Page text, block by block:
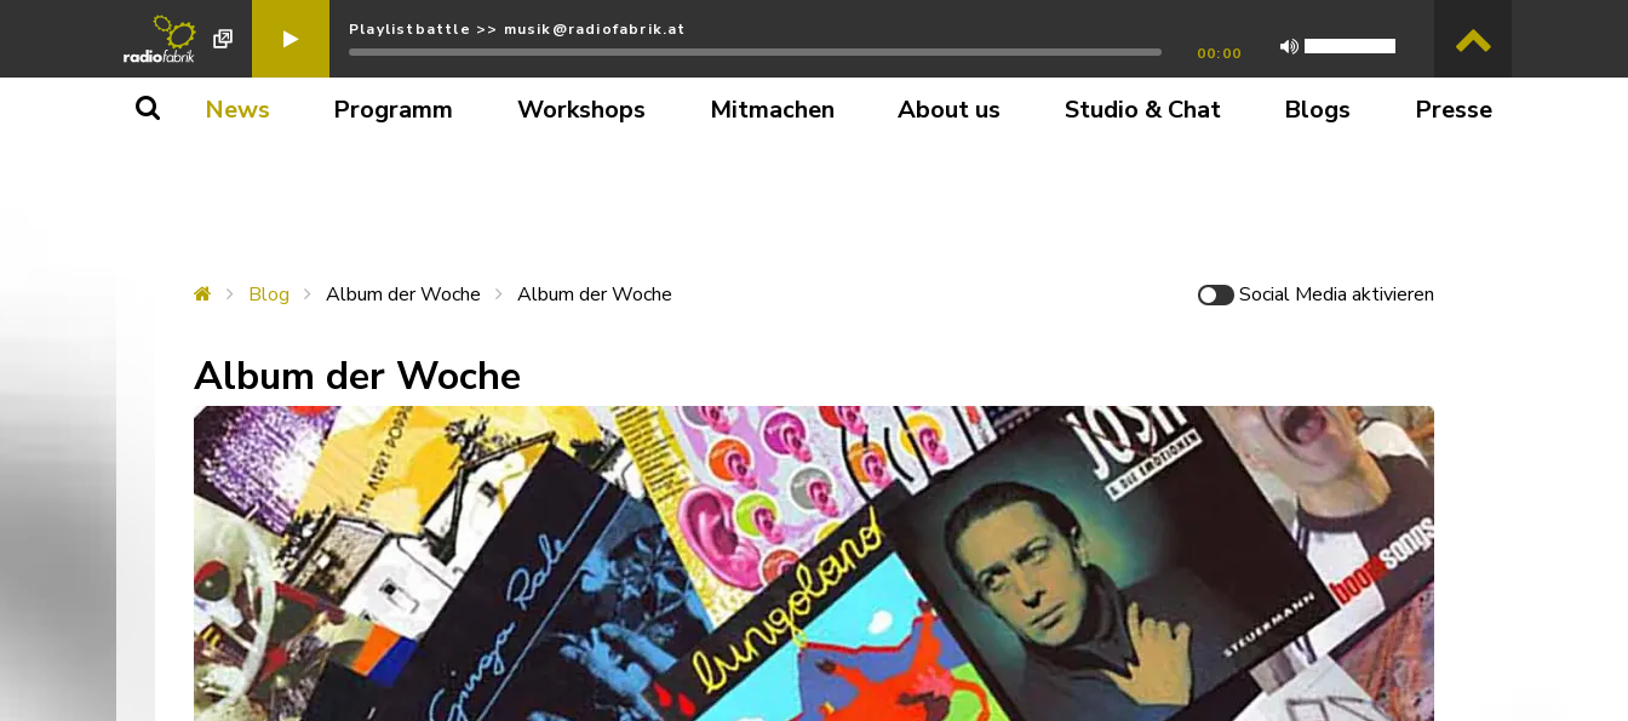
Playlistbattle >> musik@radiofabrik.at
00:00
News Programm Workshops Mitmachen About us Studio & Chat Blogs Presse
Blog Album der Woche Album der Woche Social Media aktivieren
Album der Woche